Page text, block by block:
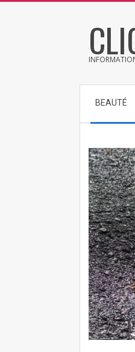
Navigation
Menu
BEAUTÉ